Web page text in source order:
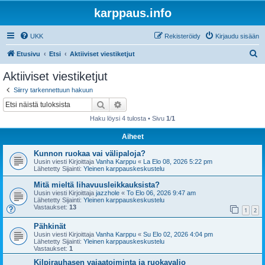
karppaus.info
UKK Kirjaudu sisään
Rekisteröidy
Etusivu Etsi Aktiiviset viestiketjut
Aktiiviset viestiketjut
Siirry tarkennettuun hakuun
Etsi
Haku löysi 4 tulosta • Sivu 1/1
Aiheet
Kunnon ruokaa vai välipaloja?
Uusin viesti Kirjoittaja Vanha Karppu « La Elo 08, 2026 5:22 pm
Lähetetty Sijainti: Yleinen karppauskeskustelu
Mitä mieltä lihavuusleikkauksista?
Uusin viesti Kirjoittaja jazzhole « To Elo 06, 2026 9:47 am
Lähetetty Sijainti: Yleinen karppauskeskustelu
Vastaukset: 13 1 2
Pähkinät
Uusin viesti Kirjoittaja Vanha Karppu « Su Elo 02, 2026 4:04 pm
Lähetetty Sijainti: Yleinen karppauskeskustelu
Vastaukset: 1
Kilpirauhasen vajaatoiminta ja ruokavalio